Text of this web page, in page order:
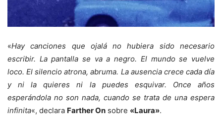
«Hay canciones que ojalá no hubiera sido necesario
escribir. La pantalla se va a negro. El mundo se vuelve
loco. El silencio atrona, abruma. La ausencia crece cada día
y ni la quieres ni la puedes esquivar. Once años
esperándola no son nada, cuando se trata de una espera
infinita«, declara Farther On sobre «Laura».